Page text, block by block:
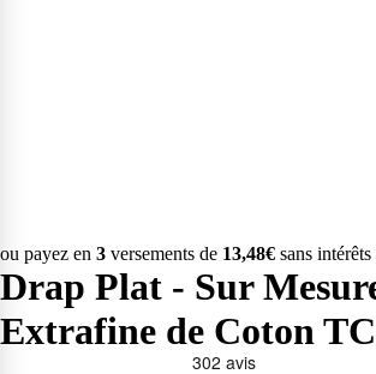
ou payez en 3 versements de 13,48€ sans intérêts
Drap Plat - Sur
Extrafine de Coton